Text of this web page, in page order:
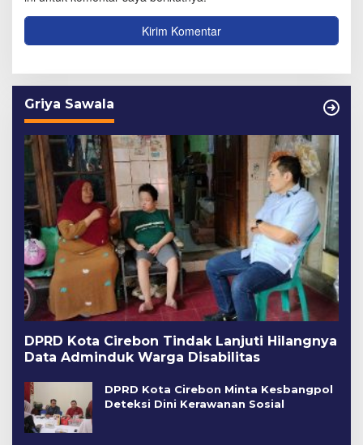
Griya Sawala
DPRD Kota Cirebon Tindak Lanjuti Hilangnya
Data Adminduk Warga Disabilitas
DPRD Kota Cirebon Minta Kesbangpol
Deteksi Dini Kerawanan Sosial